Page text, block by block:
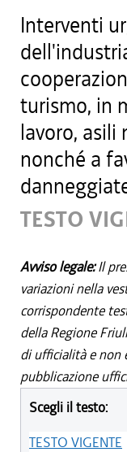
Interventi
turismo, in
lavoro, asili
nonché a
TESTO
Avviso legale:Il
variazioni nella
corrispondente
della Regione
di ufficialità e non
pubblicazione
Scegli il testo:
TESTO VIGENTE